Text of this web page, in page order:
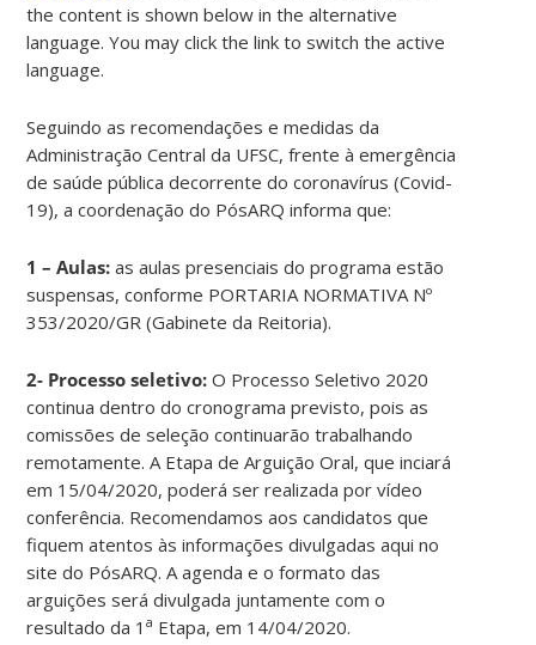
the content is shown below in the alternative
language. You may click the link to switch the active
language.
Seguindo as recomendações e medidas da
Administração Central da UFSC, frente à emergência
de saúde pública decorrente do coronavírus (Covid-
19), a coordenação do PósARQ informa que:
1 – Aulas: as aulas presenciais do programa estão
suspensas, conforme PORTARIA NORMATIVA Nº
353/2020/GR (Gabinete da Reitoria).
2- Processo seletivo: O Processo Seletivo 2020
continua dentro do cronograma previsto, pois as
comissões de seleção continuarão trabalhando
remotamente. A Etapa de Arguição Oral, que inciará
em 15/04/2020, poderá ser realizada por vídeo
conferência. Recomendamos aos candidatos que
fiquem atentos às informações divulgadas aqui no
site do PósARQ. A agenda e o formato das
arguições será divulgada juntamente com o
resultado da 1a Etapa, em 14/04/2020.